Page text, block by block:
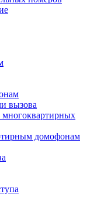
вызова
многоквартирных
домофонам